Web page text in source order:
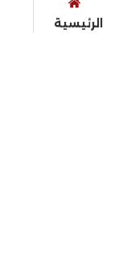
الرئيسية